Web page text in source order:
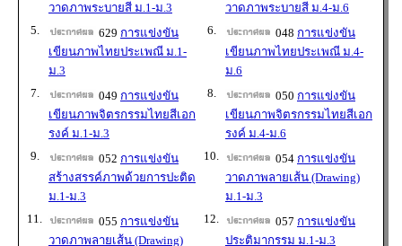
วาดภาพระบายสี ม.1-ม.3
วาดภาพระบายสี ม.4-ม.6
5.
629 การแข่งขัน
เขียนภาพไทยประเพณี ม.1-
ม.3
6. 048 การแข่งขัน
เขียนภาพไทยประเพณี ม.4-
ม.6
7.
049 การแข่งขัน
เขียนภาพจิตรกรรมไทยสีเอก
รงค์ ม.1-ม.3
8. 050 การแข่งขัน
เขียนภาพจิตรกรรมไทยสีเอก
รงค์ ม.4-ม.6
9.
052 การแข่งขัน
สร้างสรรค์ภาพด้วยการปะติด
ม.1-ม.3
10. 054 การแข่งขัน
วาดภาพลายเส้น (Drawing)
ม.1-ม.3
11.
055 การแข่งขัน
วาดภาพลายเส้น (Drawing)
12. 057 การแข่งขัน
ประติมากรรม ม.1-ม.3